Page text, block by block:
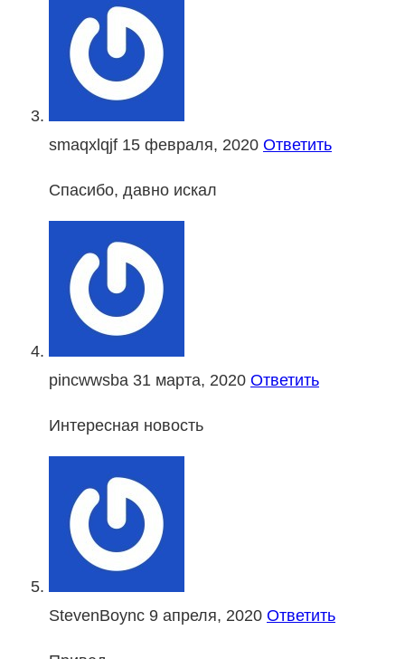
smaqxlqjf 15 февраля, 2020 Ответить
Спасибо, давно искал
pincwwsba 31 марта, 2020 Ответить
Интересная новость
StevenBoync 9 апреля, 2020 Ответить